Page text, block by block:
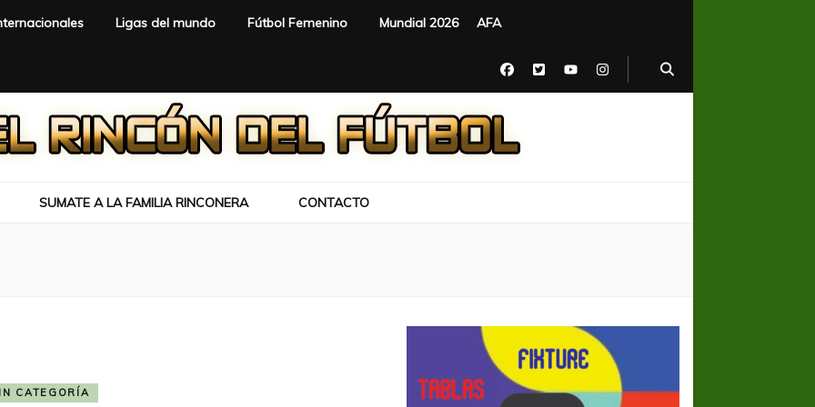
Ligas del mundo Fútbol Femenino Mundial 2026 AFA
SUMATE A LA FAMILIA RINCONERA CONTACTO
CATEGORÍA